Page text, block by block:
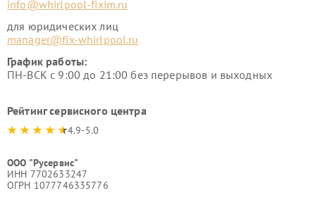
info@whirlpool-fixim.ru
для юридических лиц
manager@fix-whirlpool.ru
График работы:
ПН-ВСК с 9:00 до 21:00 без перерывов и выходных
Рейтинг сервисного центра
4.9-5.0
ООО "Русервис"
ИНН 7702633247
ОГРН 1077746335776